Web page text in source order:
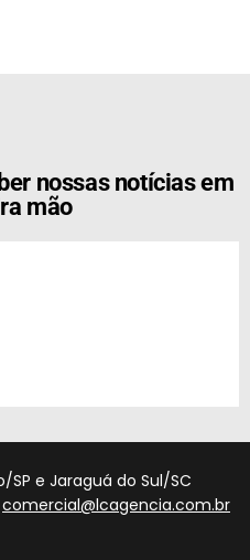
nossas notícias em
mão
SP e Jaraguá do Sul/SC
comercial@lcagencia.com.br